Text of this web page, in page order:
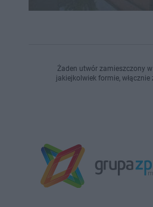
Żaden utwór zamieszczony
jakiejkolwiek formie,